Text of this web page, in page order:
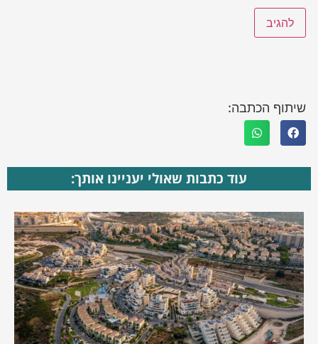
שיתוף הכתבה:
עוד כתבות שאולי יעניינו אותך: